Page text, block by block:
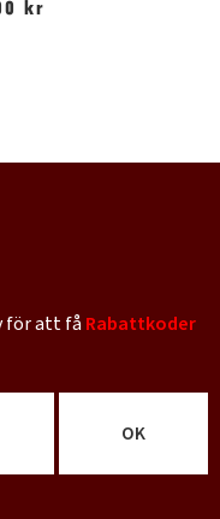
kr
för att fåRabattkoder
OK